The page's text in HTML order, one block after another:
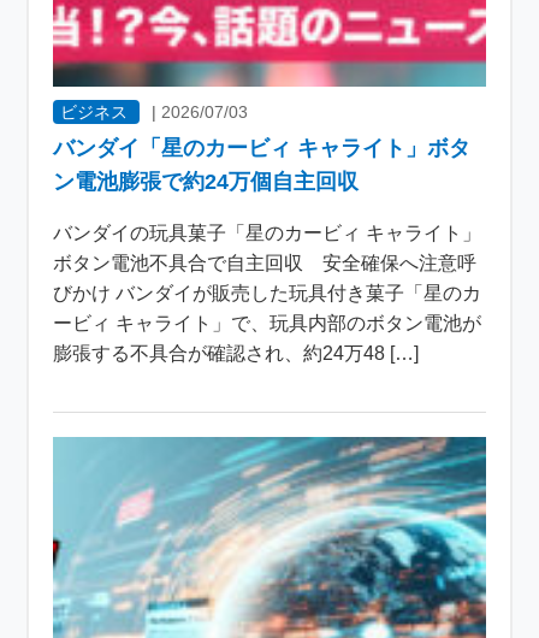
ビジネス | 2026/07/03
バンダイ「星のカービィ キャライト」ボタ
ン電池膨張で約24万個自主回収
バンダイの玩具菓子「星のカービィ キャライト」
ボタン電池不具合で自主回収 安全確保へ注意呼
びかけ バンダイが販売した玩具付き菓子「星のカ
ービィ キャライト」で、玩具内部のボタン電池が
膨張する不具合が確認され、約24万48 […]